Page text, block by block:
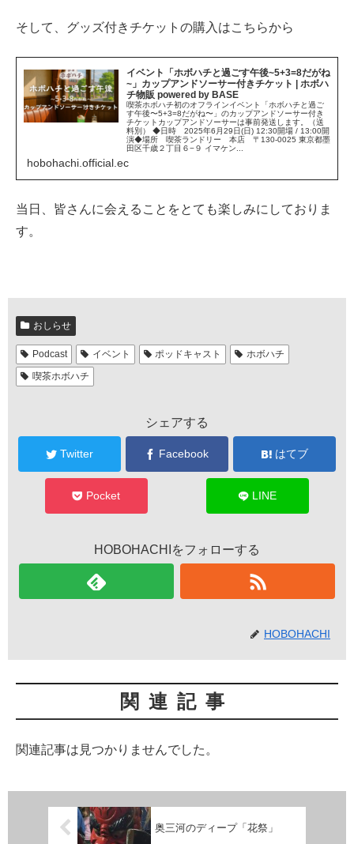
そして、グッズ付きチケットの購入はこちらから
イベント「ホボハチと過ごす午後~5+3=8だがね
~」カップアンドソーサー付きチケット | ホボハ
チ物販 powered by BASE
喫茶ホボハチ初のオフラインイベント「ホボハチと過ご
す午後〜5+3=8だがね〜」のカップアンドソーサー付き
チケットカップアンドソーサーは事前発送します。（送
料別） ◆日時 2025年6月29日(日) 12:30開場 / 13:00開
演◆場所 喫茶ランドリー 本店 〒130-0025 東京都墨
田区千歳２丁目６−９ イマケン...
hobohachi.official.ec
当日、皆さんに会えることをとても楽しみにしておりま
す。
おしらせ
Podcast イベント ポッドキャスト
ホボハチ
喫茶ホボハチ
シェアする
Twitter Facebook はてブ
Pocket LINE
HOBOHACHIをフォローする
HOBOHACHI
関連記事
関連記事は見つかりませんでした。
奥三河のディープ「花祭」